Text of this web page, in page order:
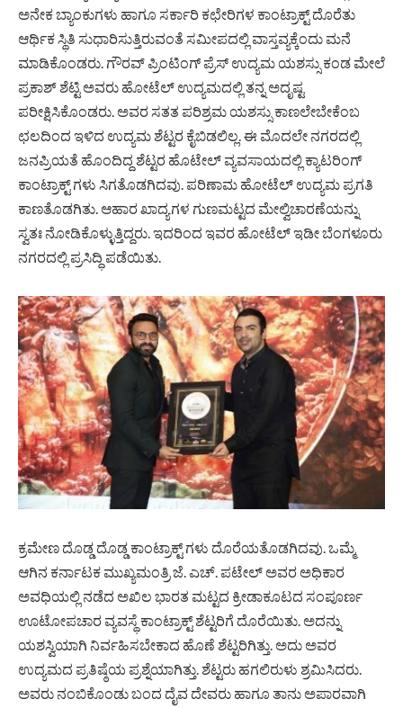
ಅನೇಕ ಬ್ಯಾಂಕುಗಳು ಹಾಗೂ ಸರ್ಕಾರಿ ಕಛೇರಿಗಳ ಕಾಂಟ್ರಾಕ್ಟ್ ದೊರೆತು
ಆರ್ಥಿಕ ಸ್ಥಿತಿ ಸುಧಾರಿಸುತ್ತಿರುವಂತೆ ಸಮೀಪದಲ್ಲಿ ವಾಸ್ತವ್ಯಕ್ಕೆಂದು ಮನೆ
ಮಾಡಿಕೊಂಡರು. ಗೌರವ್ ಪ್ರಿಂಟಿಂಗ್ ಪ್ರೆಸ್ ಉದ್ಯಮ ಯಶಸ್ಸು ಕಂಡ ಮೇಲೆ
ಪ್ರಕಾಶ್ ಶೆಟ್ಟಿ ಅವರು ಹೋಟೆಲ್ ಉದ್ಯಮದಲ್ಲಿ ತನ್ನ ಅದೃಷ್ಟ
ಪರೀಕ್ಷಿಸಿಕೊಂಡರು. ಅವರ ಸತತ ಪರಿಶ್ರಮ ಯಶಸ್ಸು ಕಾಣಲೇಬೇಕೆಂಬ
ಛಲದಿಂದ ಇಳಿದ ಉದ್ಯಮ ಶೆಟ್ಟರ ಕೈಬಿಡಲಿಲ್ಲ. ಈ ಮೊದಲೇ ನಗರದಲ್ಲಿ
ಜನಪ್ರಿಯತೆ ಹೊಂದಿದ್ದ ಶೆಟ್ಟರ ಹೊಟೇಲ್ ವ್ಯವಸಾಯದಲ್ಲಿ ಕ್ಯಾಟರಿಂಗ್
ಕಾಂಟ್ರಾಕ್ಟ್ ಗಳು ಸಿಗತೊಡಗಿದವು. ಪರಿಣಾಮ ಹೋಟೆಲ್ ಉದ್ಯಮ ಪ್ರಗತಿ
ಕಾಣತೊಡಗಿತು. ಆಹಾರ ಖಾದ್ಯಗಳ ಗುಣಮಟ್ಟದ ಮೇಲ್ವಿಚಾರಣೆಯನ್ನು
ಸ್ವತಃ ನೋಡಿಕೊಳ್ಳುತ್ತಿದ್ದರು. ಇದರಿಂದ ಇವರ ಹೋಟೆಲ್ ಇಡೀ ಬೆಂಗಳೂರು
ನಗರದಲ್ಲಿ ಪ್ರಸಿದ್ಧಿ ಪಡೆಯಿತು.
ಕ್ರಮೇಣ ದೊಡ್ಡ ದೊಡ್ಡ ಕಾಂಟ್ರಾಕ್ಟ್ ಗಳು ದೊರೆಯತೊಡಗಿದವು. ಒಮ್ಮೆ
ಆಗಿನ ಕರ್ನಾಟಕ ಮುಖ್ಯಮಂತ್ರಿ ಜೆ. ಎಚ್. ಪಟೇಲ್ ಅವರ ಅಧಿಕಾರ
ಅವಧಿಯಲ್ಲಿ ನಡೆದ ಅಖಿಲ ಭಾರತ ಮಟ್ಟದ ಕ್ರೀಡಾಕೂಟದ ಸಂಪೂರ್ಣ
ಊಟೋಪಚಾರ ವ್ಯವಸ್ಥೆ ಕಾಂಟ್ರಾಕ್ಟ್ ಶೆಟ್ಟರಿಗೆ ದೊರೆಯಿತು. ಅದನ್ನು
ಯಶಸ್ವಿಯಾಗಿ ನಿರ್ವಹಿಸಬೇಕಾದ ಹೊಣೆ ಶೆಟ್ಟರಿಗಿತ್ತು. ಅದು ಅವರ
ಉದ್ಯಮದ ಪ್ರತಿಷ್ಠೆಯ ಪ್ರಶ್ನೆಯಾಗಿತ್ತು. ಶೆಟ್ಟರು ಹಗಲಿರುಳು ಶ್ರಮಿಸಿದರು.
ಅವರು ನಂಬಿಕೊಂಡು ಬಂದ ದೈವ ದೇವರು ಹಾಗೂ ತಾನು ಅಪಾರವಾಗಿ